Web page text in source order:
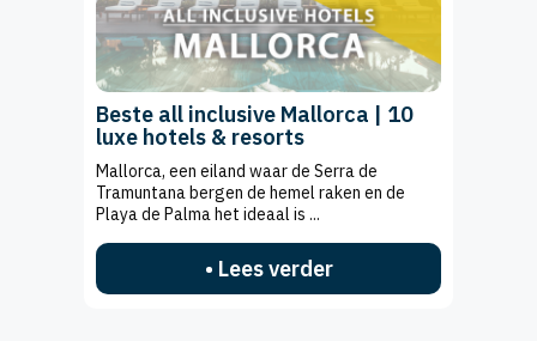
Beste all inclusive Mallorca | 10
luxe hotels & resorts
Mallorca, een eiland waar de Serra de
Tramuntana bergen de hemel raken en de
Playa de Palma het ideaal is ...
• Lees verder